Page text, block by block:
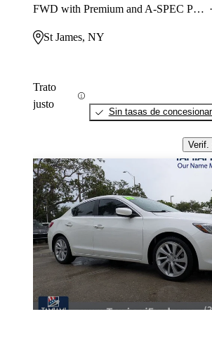
FWD with Premium and A-SPEC Package
St James, NY
Trato
justo
Sin tasas de
Verif.